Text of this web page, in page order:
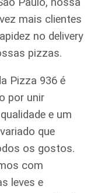
mais clientes
no delivery
pizzas.
Pizza 936 é
por unir
e um
que
os gostos.
com
leves e